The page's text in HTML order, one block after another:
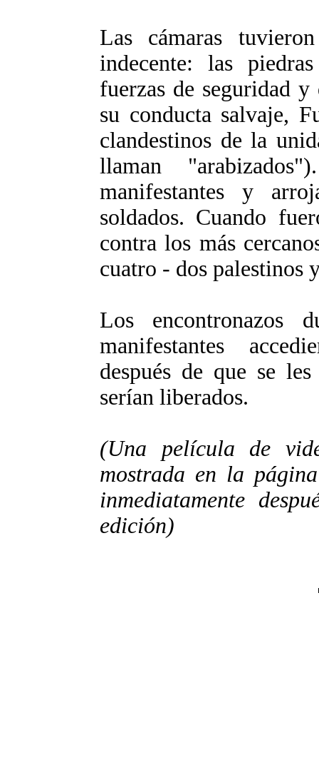
Las cámaras
indecente: las
fuerzas de seguridad
su conducta salvaje,
clandestinos de la
llaman
manifestantes y
soldados. Cuando
contra los más
cuatro - dos palestinos
Los encontronazos
manifestantes
después de que se
serían liberados.
(Una película de
mostrada en la
inmediatamente
edición)